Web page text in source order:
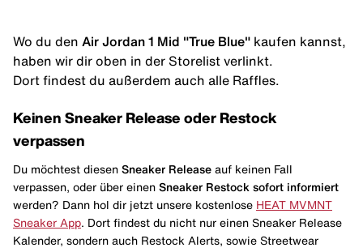
Wo du den Air Jordan 1 Mid "True Blue" kaufen kannst,
haben wir dir oben in der Storelist verlinkt.
Dort findest du außerdem auch alle Raffles.
Keinen Sneaker Release oder Restock
verpassen
Du möchtest diesen Sneaker Release auf keinen Fall
verpassen, oder über einen Sneaker Restock sofort informiert
werden? Dann hol dir jetzt unsere kostenlose HEAT MVMNT
Sneaker App . Dort findest du nicht nur einen Sneaker Release
Kalender, sondern auch Restock Alerts, sowie Streetwear